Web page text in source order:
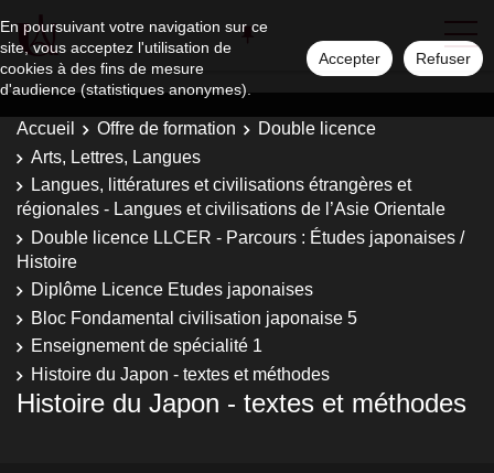
En poursuivant votre navigation sur ce
site, vous acceptez l'utilisation de
cookies à des fins de mesure
d'audience (statistiques anonymes).
Accepter Refuser
Accueil Offre de formation
Double licence
Arts, Lettres, Langues
Langues, littératures et civilisations étrangères et
régionales - Langues et civilisations de l’Asie Orientale
Double licence LLCER - Parcours : Études japonaises /
Histoire
Diplôme Licence Etudes japonaises
Bloc Fondamental civilisation japonaise 5
Enseignement de spécialité 1
Histoire du Japon - textes et méthodes
Histoire du Japon - textes et méthodes